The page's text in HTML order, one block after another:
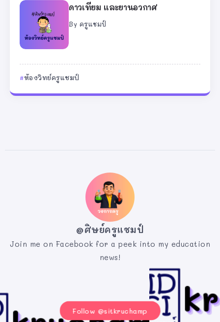
ดาวเทียม และยานอวกาศ
By ครูแชมป์
ห้องวิทย์ครูแชมป์
@ศิษย์ครูแชมป์
Join me on Facebook for a peek into my education
news!
Follow @sitkruchamp